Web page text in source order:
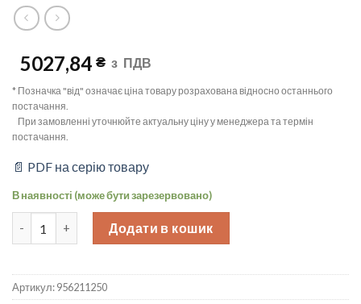
5027,84 ₴ з ПДВ
* Позначка "від" означає ціна товару розрахована відносно останнього
постачання.
При замовленні уточнюйте актуальну ціну у менеджера та термін
постачання.
📄 PDF на серію товару
В наявності (може бути зарезервовано)
Оптичний датчик поляризований, Sn=8m, PNP/NPN, 2m
Додати в кошик
Артикул:956211250